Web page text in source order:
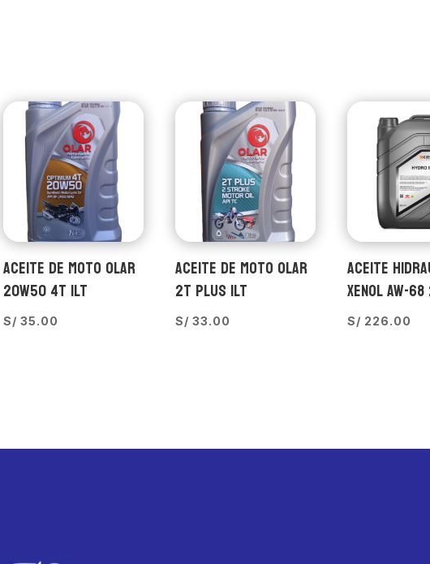
ACEITE DE MOTO OLAR
20W50 4T 1LT
S/ 35.00
ACEITE DE MOTO OLAR
2T PLUS 1LT
S/ 33.00
ACEITE
XENOL AW-
S/ 226.00